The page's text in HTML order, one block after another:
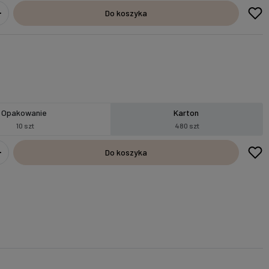
Do koszyka
Opakowanie
10 szt
Karton
480 szt
Do koszyka